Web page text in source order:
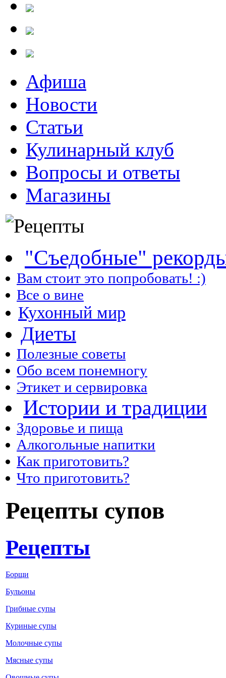
Афиша
Новости
Статьи
Кулинарный клуб
Вопросы и ответы
Магазины
"Съедобные"
Вам стоит это попробовать! :)
Все о вине
Кухонный мир
Диеты
Полезные советы
Обо всем понемногу
Этикет и сервировка
Истории и традиции
Здоровье и пища
Алкогольные напитки
Как приготовить?
Что приготовить?
Рецепты супов
Рецепты
Борщи
Бульоны
Грибные супы
Куриные супы
Молочные супы
Мясные супы